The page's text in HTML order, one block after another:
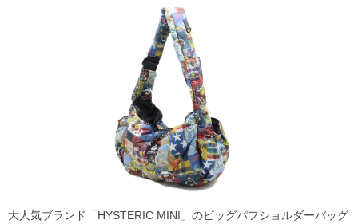
大人気ブランド「HYSTERIC MINI」のビッグパフショルダーバッグ